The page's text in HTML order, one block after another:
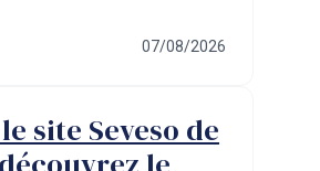
07/08/2026
site Seveso de